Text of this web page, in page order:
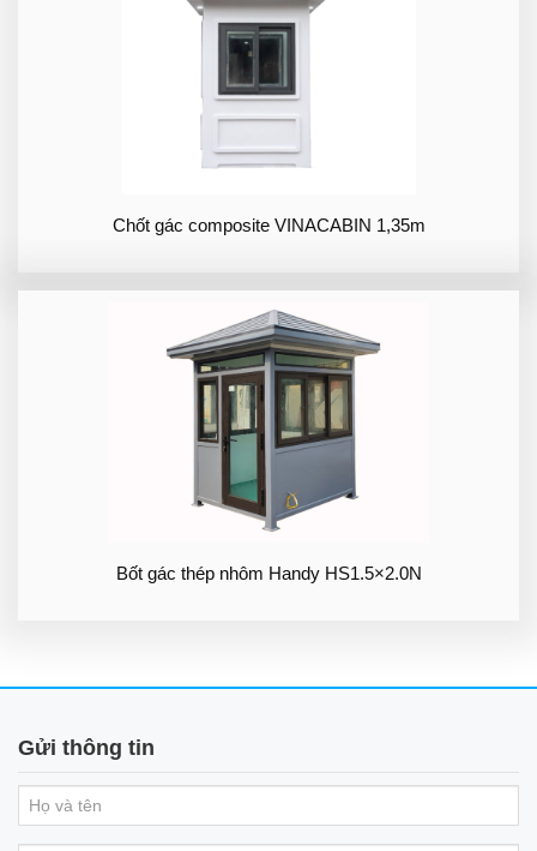
Chốt gác composite VINACABIN 1,35m
Bốt gác thép nhôm Handy HS1.5×2.0N
Gửi thông tin